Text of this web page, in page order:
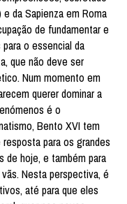
da Sapienza em Roma
de fundamentar e
o essencial da
que não deve ser
Num momento em
querer dominar a
é o
Bento XVI tem
para os grandes
de hoje, e também para
Nesta perspectiva, é
até para que eles